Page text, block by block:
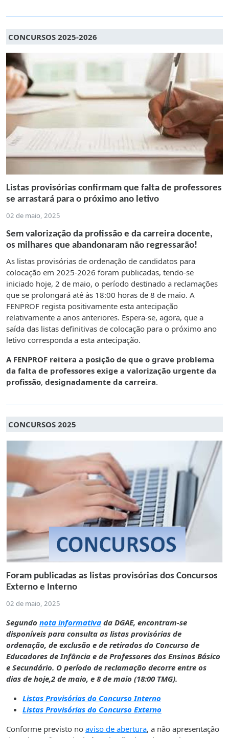
CONCURSOS 2025-2026
Listas provisórias confirmam que falta de professores
se arrastará para o próximo ano letivo
02 de maio, 2025
Sem valorização da profissão e da carreira docente,
os milhares que abandonaram não regressarão!
As listas provisórias de ordenação de candidatos para
colocação em 2025-2026 foram publicadas, tendo-se
iniciado hoje, 2 de maio, o período destinado a reclamações
que se prolongará até às 18:00 horas de 8 de maio. A
FENPROF regista positivamente esta antecipação
relativamente a anos anteriores. Espera-se, agora, que a
saída das listas definitivas de colocação para o próximo ano
letivo corresponda a esta antecipação.
A FENPROF reitera a posição de que o grave problema
da falta de professores exige a valorização urgente da
profissão, designadamente da carreira.
CONCURSOS 2025
Foram publicadas as listas provisórias dos Concursos
Externo e Interno
02 de maio, 2025
Segundo nota informativa da DGAE, encontram-se
disponíveis para consulta as listas provisórias de
ordenação, de exclusão e de retirados do Concurso de
Educadores de Infância e de Professores dos Ensinos Básico
e Secundário. O período de reclamação decorre entre os
dias de hoje,2 de maio, e 8 de maio (18:00 TMG).
Listas Provisórias do Concurso Interno
Listas Provisórias do Concurso Externo
Conforme previsto no aviso de abertura, a não apresentação